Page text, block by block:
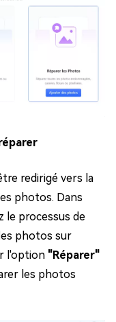
redirigé vers la
photos. Dans
le processus de
photos sur
l'option "Réparer"
les photos